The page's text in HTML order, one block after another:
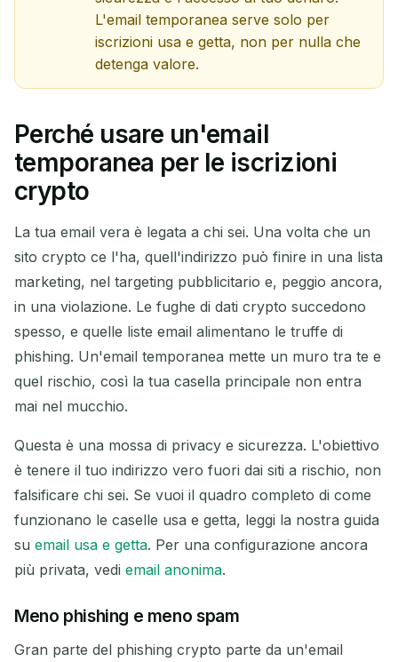
Copia QR
Aggiorna
MITTENTE OGGETTO AZIONE
In attesa di email in arrivo...
Aggiorna
L'email temporanea serve solo per
iscrizioni usa e getta, non per nulla che
detenga valore.
Perché usare un'email
temporanea per le iscrizioni
crypto
La tua email vera è legata a chi sei. Una volta che un
sito crypto ce l'ha, quell'indirizzo può finire in una lista
marketing, nel targeting pubblicitario e, peggio ancora,
in una violazione. Le fughe di dati crypto succedono
spesso, e quelle liste email alimentano le truffe di
phishing. Un'email temporanea mette un muro tra te e
quel rischio, così la tua casella principale non entra
mai nel mucchio.
Questa è una mossa di privacy e sicurezza. L'obiettivo
è tenere il tuo indirizzo vero fuori dai siti a rischio, non
falsificare chi sei. Se vuoi il quadro completo di come
funzionano le caselle usa e getta, leggi la nostra guida
su email usa e getta. Per una configurazione ancora
più privata, vedi email anonima.
Meno phishing e meno spam
Gran parte del phishing crypto parte da un'email